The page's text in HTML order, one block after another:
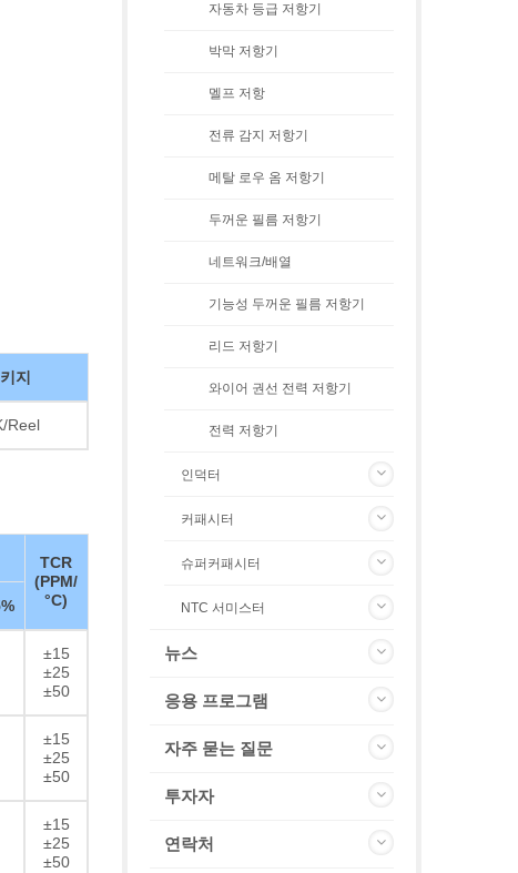
지
Reel
TCR
(PPM/
°C)
±15
±25
±50
±15
±25
±50
±15
±25
±50
자동차 등급 저항기
박막 저항기
멜프 저항
전류 감지 저항기
메탈 로우 옴 저항기
두꺼운 필름 저항기
네트워크/배열
기능성 두꺼운 필름 저항기
리드 저항기
와이어 권선 전력 저항기
전력 저항기
인덕터
커패시터
슈퍼커패시터
NTC 서미스터
뉴스
응용 프로그램
자주 묻는 질문
투자자
연락처